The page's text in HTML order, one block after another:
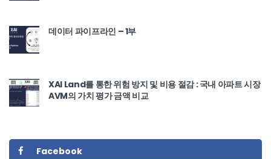
데이터 파이프라인 – 1부
XAI Land를 통한 위험 방지 및 비용 절감 : 국내 아파트 시장
AVM의 가치 평가 금액 비교
Facebook